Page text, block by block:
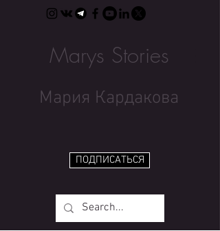
Marys Stories
Мария Кардакова
ПОДПИСАТЬСЯ